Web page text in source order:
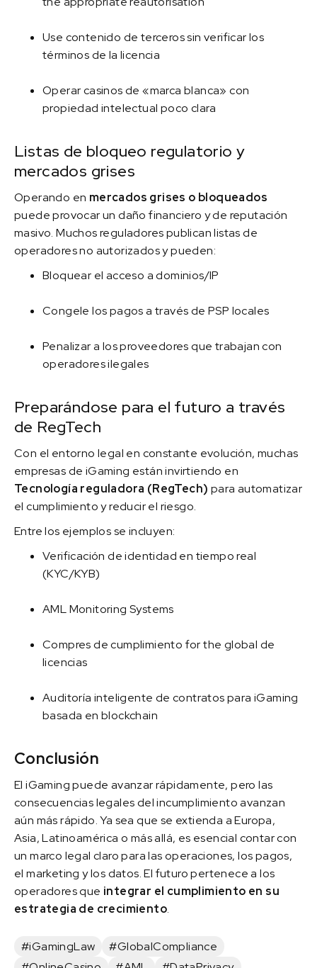
Use contenido de terceros sin verificar los
términos de la licencia
Operar casinos de «marca blanca» con
propiedad intelectual poco clara
Listas de bloqueo regulatorio y
mercados grises
Operando en mercados grises o bloqueados
puede provocar un daño financiero y de reputación
masivo. Muchos reguladores publican listas de
operadores no autorizados y pueden:
Bloquear el acceso a dominios/IP
Congele los pagos a través de PSP locales
Penalizar a los proveedores que trabajan con
operadores ilegales
Preparándose para el futuro a través
de RegTech
Con el entorno legal en constante evolución, muchas
empresas de iGaming están invirtiendo en
Tecnología reguladora (RegTech) para automatizar
el cumplimiento y reducir el riesgo.
Entre los ejemplos se incluyen:
Verificación de identidad en tiempo real
(KYC/KYB)
AML Monitoring Systems
Compres de cumplimiento for the global de
licencias
Auditoría inteligente de contratos para iGaming
basada en blockchain
Conclusión
El iGaming puede avanzar rápidamente, pero las
consecuencias legales del incumplimiento avanzan
aún más rápido. Ya sea que se extienda a Europa,
Asia, Latinoamérica o más allá, es esencial contar con
un marco legal claro para las operaciones, los pagos,
el marketing y los datos. El futuro pertenece a los
operadores que integrar el cumplimiento en su
estrategia de crecimiento.
#iGamingLaw
#GlobalCompliance